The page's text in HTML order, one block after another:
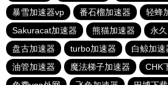
暴雪加速器vp
番石榴加速器
轻蜂
Sakuracat加速器
熊猫加速器
永
盘古加速器
turbo加速器 白鲸加速
油管加速器
魔法梯子加速器 CHK